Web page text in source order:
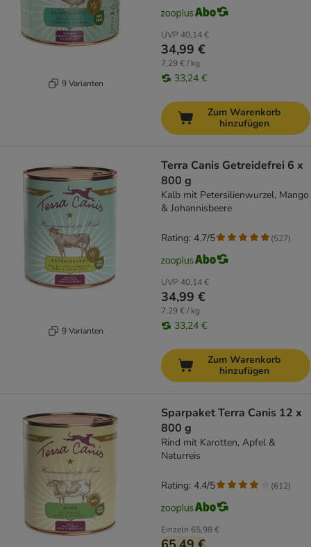
9 Varianten
UVP 40,14 €
34,99 €
7,29 € / kg
33,24 €
Zum Warenkorb
hinzufügen
9 Varianten
Terra Canis Getreidefrei 6 x
800 g
Kalb mit Petersilienwurzel, Mango
& Johannisbeere
UVP 40,14 €
34,99 €
7,29 € / kg
33,24 €
Rating: 4.7/5 (527)
Zum Warenkorb
hinzufügen
Sparpaket Terra Canis 12 x
800 g
Rind mit Karotten, Apfel &
Naturreis
Einzeln 65,98 €
Rating: 4.4/5 (612)